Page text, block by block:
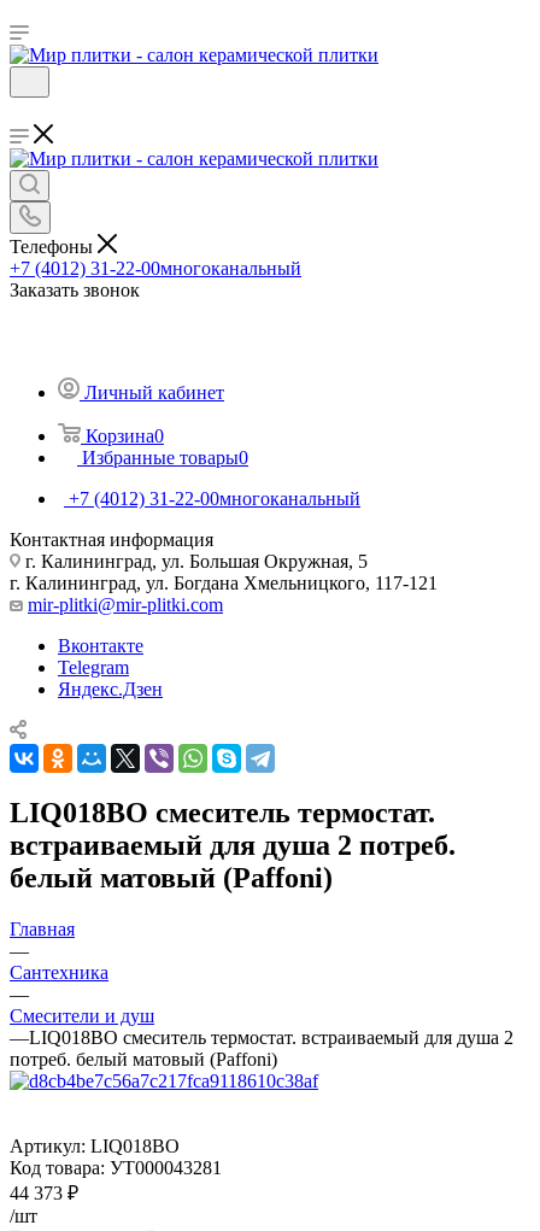
Телефоны
+7 (4012) 31-22-00многоканальный
Заказать звонок
Личный кабинет
Корзина0
Избранные товары0
+7 (4012) 31-22-00многоканальный
Контактная информация
г. Калининград, ул. Большая Окружная, 5
г. Калининград, ул. Богдана Хмельницкого, 117-121
mir-plitki@mir-plitki.com
Вконтакте
Telegram
Яндекс.Дзен
LIQ018BO смеситель термостат.
встраиваемый для душа 2 потреб.
белый матовый (Paffoni)
Главная
—
Сантехника
—
Смесители и душ
—LIQ018BO смеситель термостат. встраиваемый для душа 2
потреб. белый матовый (Paffoni)
Артикул: LIQ018BO
Код товара: УТ000043281
44 373 ₽
/шт